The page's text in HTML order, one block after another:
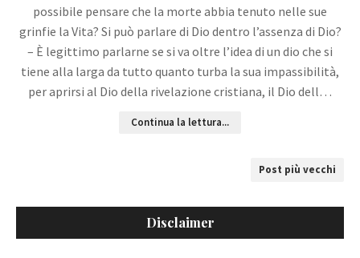
possibile pensare che la morte abbia tenuto nelle sue
grinfie la Vita? Si può parlare di Dio dentro l’assenza di Dio?
– È legittimo parlarne se si va oltre l’idea di un dio che si
tiene alla larga da tutto quanto turba la sua impassibilità,
per aprirsi al Dio della rivelazione cristiana, il Dio dell…
Continua la lettura...
Post più vecchi
Disclaimer